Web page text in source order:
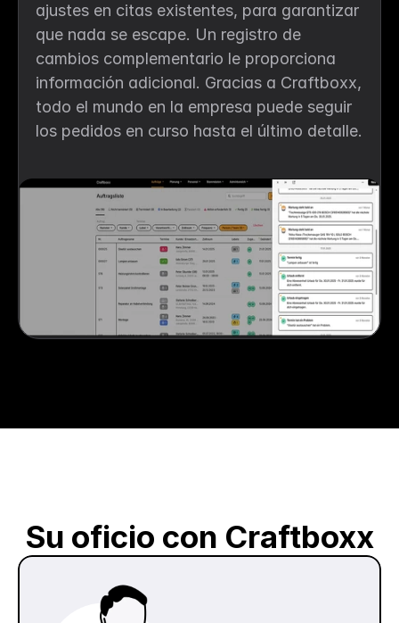
ajustes en citas existentes, para garantizar
que nada se escape. Un registro de
cambios complementario le proporciona
información adicional. Gracias a Craftboxx,
todo el mundo en la empresa puede seguir
los pedidos en curso hasta el último detalle.
Su oficio con Craftboxx